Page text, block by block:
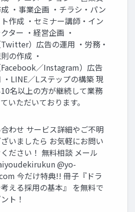
成 ‧事業企画 ‧チラシ‧パン
ト作成 ‧セミナー講師‧イン
ター ‧経営企画 ‧
Twitter）広告の運⽤ ‧労務‧
の作成 ‧
Facebook∕Instagram）広告
‧LINE∕Lステップの構築 現
名以上の⽅が継続して業務
いただいております。
わせ サービス詳細やご不明
いましたら お気軽にお問い
ださい！ 無料相談 メール
@yo-
今だけ特典!! 冊⼦『ドラ
える採⽤の基本』 を無料で
ト！